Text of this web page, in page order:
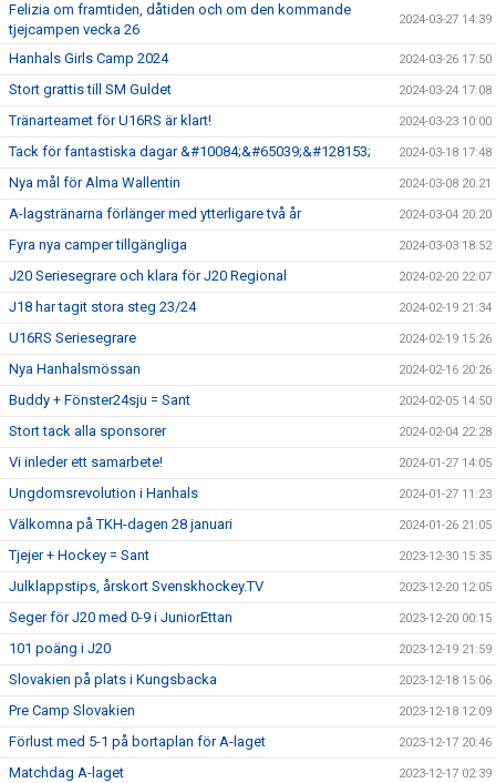
Felizia om framtiden, dåtiden och om den kommande
tjejcampen vecka 26
2024-03-27 14:39
Hanhals Girls Camp 2024 2024-03-26 17:50
Stort grattis till SM Guldet 2024-03-24 17:08
Tränarteamet för U16RS är klart! 2024-03-23 10:00
Tack för fantastiska dagar &#10084;&#65039;&#128153; 2024-03-18 17:48
Nya mål för Alma Wallentin 2024-03-08 20:21
A-lagstränarna förlänger med ytterligare två år 2024-03-04 20:20
Fyra nya camper tillgängliga 2024-03-03 18:52
J20 Seriesegrare och klara för J20 Regional 2024-02-20 22:07
J18 har tagit stora steg 23/24 2024-02-19 21:34
U16RS Seriesegrare 2024-02-19 15:26
Nya Hanhalsmössan 2024-02-16 20:26
Buddy + Fönster24sju = Sant 2024-02-05 14:50
Stort tack alla sponsorer 2024-02-04 22:28
Vi inleder ett samarbete! 2024-01-27 14:05
Ungdomsrevolution i Hanhals 2024-01-27 11:23
Välkomna på TKH-dagen 28 januari 2024-01-26 21:05
Tjejer + Hockey = Sant 2023-12-30 15:35
Julklappstips, årskort Svenskhockey.TV 2023-12-20 12:05
Seger för J20 med 0-9 i JuniorEttan 2023-12-20 00:15
101 poäng i J20 2023-12-19 21:59
Slovakien på plats i Kungsbacka 2023-12-18 15:06
Pre Camp Slovakien 2023-12-18 12:09
Förlust med 5-1 på bortaplan för A-laget 2023-12-17 20:46
Matchdag A-laget 2023-12-17 02:39